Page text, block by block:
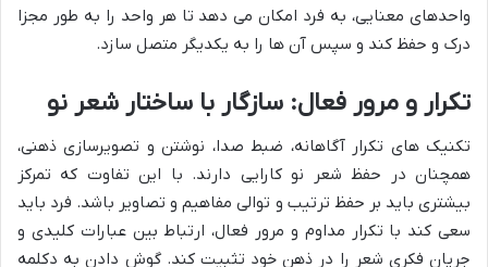
واحدهای معنایی، به فرد امکان می دهد تا هر واحد را به طور مجزا
درک و حفظ کند و سپس آن ها را به یکدیگر متصل سازد.
تکرار و مرور فعال: سازگار با ساختار شعر نو
تکنیک های تکرار آگاهانه، ضبط صدا، نوشتن و تصویرسازی ذهنی،
همچنان در حفظ شعر نو کارایی دارند. با این تفاوت که تمرکز
بیشتری باید بر حفظ ترتیب و توالی مفاهیم و تصاویر باشد. فرد باید
سعی کند با تکرار مداوم و مرور فعال، ارتباط بین عبارات کلیدی و
جریان فکری شعر را در ذهن خود تثبیت کند. گوش دادن به دکلمه